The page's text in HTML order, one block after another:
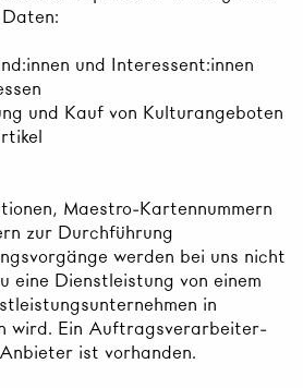
und Interessent:innen
und Kauf von Kulturangeboten
Maestro-Kartennummern
zur Durchführung
werden bei uns nicht
eine Dienstleistung von einem
in
wird. Ein Auftragsverarbeiter-
ist vorhanden.